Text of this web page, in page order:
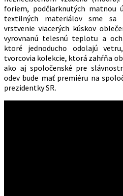
foriem, podčiarknutých matnou
textilných materiálov sme sa
vrstvenie viacerých kúskov
vyrovnanú telesnú teplotu a
ktoré jednoducho odolajú
tvorcovia kolekcie, ktorá zahŕňa
ako aj spoločenské pre
odev bude mať premiéru na
prezidentky SR.